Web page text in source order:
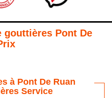
gouttières Pont De
à Pont De Ruan
Service